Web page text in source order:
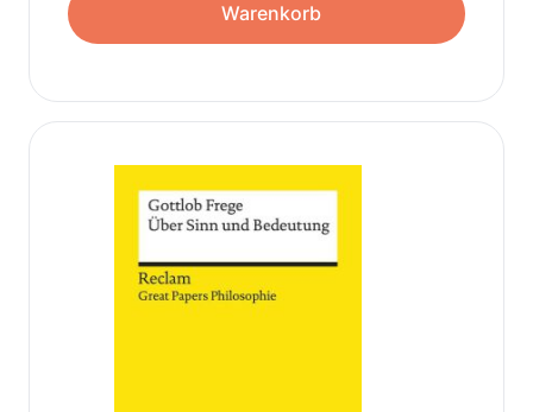
Warenkorb